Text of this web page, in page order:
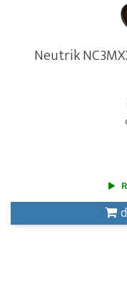
Neutrik